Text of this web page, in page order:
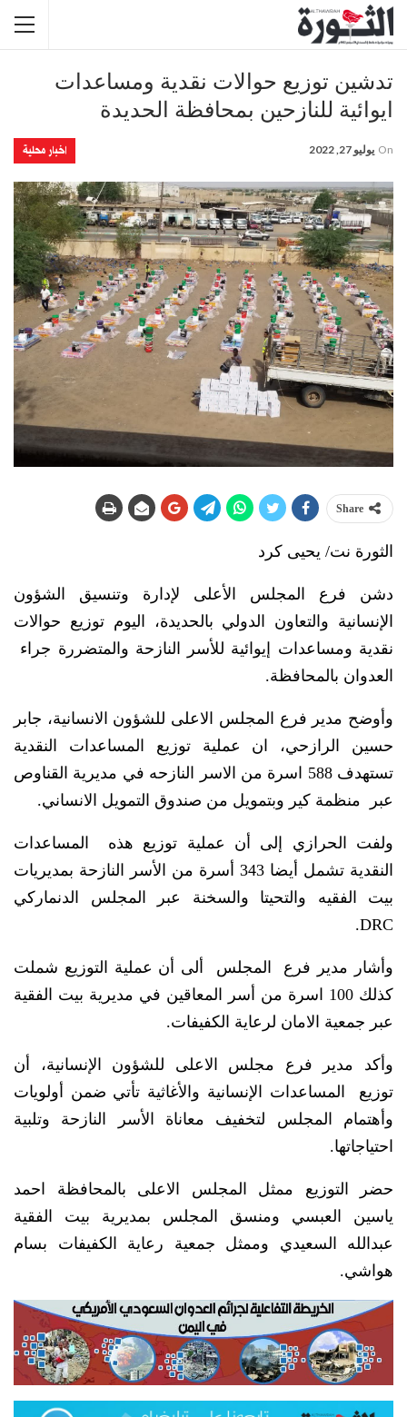
تدشين توزيع حوالات نقدية ومساعدات
ايوائية للنازحين بمحافظة الحديدة
اخبار محلية On يوليو 27, 2022
Share
الثورة نت/ يحيى كرد
دشن فرع المجلس الأعلى لإدارة وتنسيق الشؤون
الإنسانية والتعاون الدولي بالحديدة، اليوم توزيع حوالات
نقدية ومساعدات إيوائية للأسر النازحة والمتضررة جراء
العدوان بالمحافظة.
وأوضح مدير فرع المجلس الاعلى للشؤون الانسانية، جابر
حسين الرازحي، ان عملية توزيع المساعدات النقدية
تستهدف 588 اسرة من الاسر النازحه في مديرية القناوص
عبر منظمة كير وبتمويل من صندوق التمويل الانساني.
ولفت الحرازي إلى أن عملية توزيع هذه المساعدات
النقدية تشمل أيضا 343 أسرة من الأسر النازحة بمديريات
بيت الفقيه والتحيتا والسخنة عبر المجلس الدنماركي
DRC.
وأشار مدير فرع المجلس ألى أن عملية التوزيع شملت
كذلك 100 اسرة من أسر المعاقين في مديرية بيت الفقية
عبر جمعية الامان لرعاية الكفيفات.
وأكد مدير فرع مجلس الاعلى للشؤون الإنسانية، أن
توزيع المساعدات الإنسانية والأغاثية تأتي ضمن أولويات
وأهتمام المجلس لتخفيف معاناة الأسر النازحة وتلبية
احتياجاتها.
حضر التوزيع ممثل المجلس الاعلى بالمحافظة احمد
ياسين العبسي ومنسق المجلس بمديرية بيت الفقية
عبدالله السعيدي وممثل جمعية رعاية الكفيفات بسام
هواشي.